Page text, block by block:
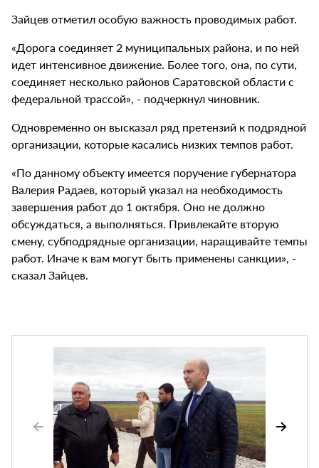
Зайцев отметил особую важность проводимых работ.
«Дорога соединяет 2 муниципальных района, и по ней
идет интенсивное движение. Более того, она, по сути,
соединяет несколько районов Саратовской области с
федеральной трассой», - подчеркнул чиновник.
Одновременно он высказал ряд претензий к подрядной
организации, которые касались низких темпов работ.
«По данному объекту имеется поручение губернатора
Валерия Радаев, который указал на необходимость
завершения работ до 1 октября. Оно не должно
обсуждаться, а выполняться. Привлекайте вторую
смену, субподрядные организации, наращивайте темпы
работ. Иначе к вам могут быть применены санкции», -
сказал Зайцев.